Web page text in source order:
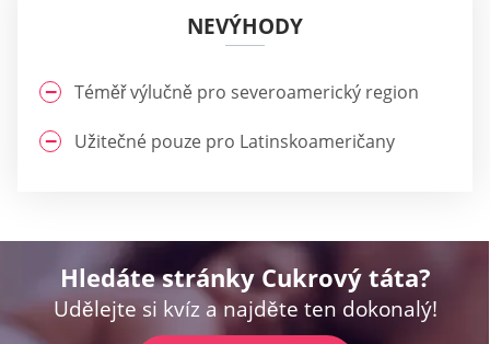
NEVÝHODY
Téměř výlučně pro severoamerický region
Užitečné pouze pro Latinskoameričany
Hledáte stránky Cukrový táta?
Udělejte si kvíz a najděte ten dokonalý!